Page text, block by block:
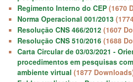
Regimento Interno do CEP (1670
Norma Operacional 001/2013
Resolução CNS 466/2012 (1607
Resolução CNS 510/2016 (1688
Carta Circular de 03/03/2021 -
procedimentos em pesquisas
ambiente virtual (1877